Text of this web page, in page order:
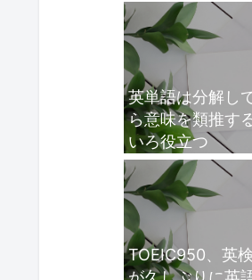
英単語は分解し
ら意味を類推す
いろ役立つ
TOEIC950、英